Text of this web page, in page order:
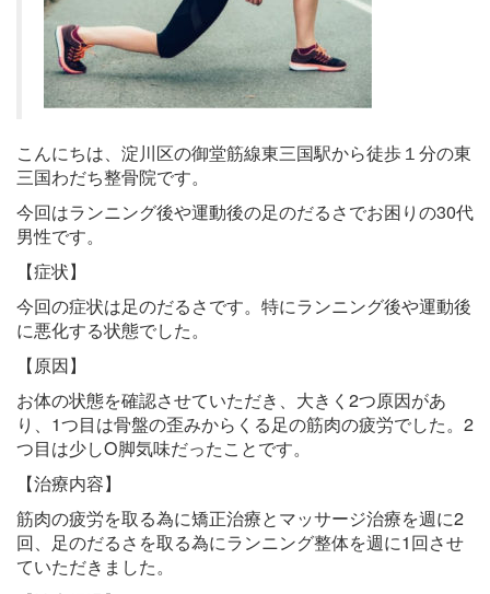
こんにちは、淀川区の御堂筋線東三国駅から徒歩１分の東
三国わだち整骨院です。
今回はランニング後や運動後の足のだるさでお困りの30代
男性です。
【症状】
今回の症状は足のだるさです。特にランニング後や運動後
に悪化する状態でした。
【原因】
お体の状態を確認させていただき、大きく2つ原因があ
り、1つ目は骨盤の歪みからくる足の筋肉の疲労でした。2
つ目は少しO脚気味だったことです。
【治療内容】
筋肉の疲労を取る為に矯正治療とマッサージ治療を週に2
回、足のだるさを取る為にランニング整体を週に1回させ
ていただきました。